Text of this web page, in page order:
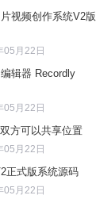
视频创作系统V2版
05月22日
辑器 Recordly
05月22日
方可以共享位置
05月22日
正式版系统源码
05月22日